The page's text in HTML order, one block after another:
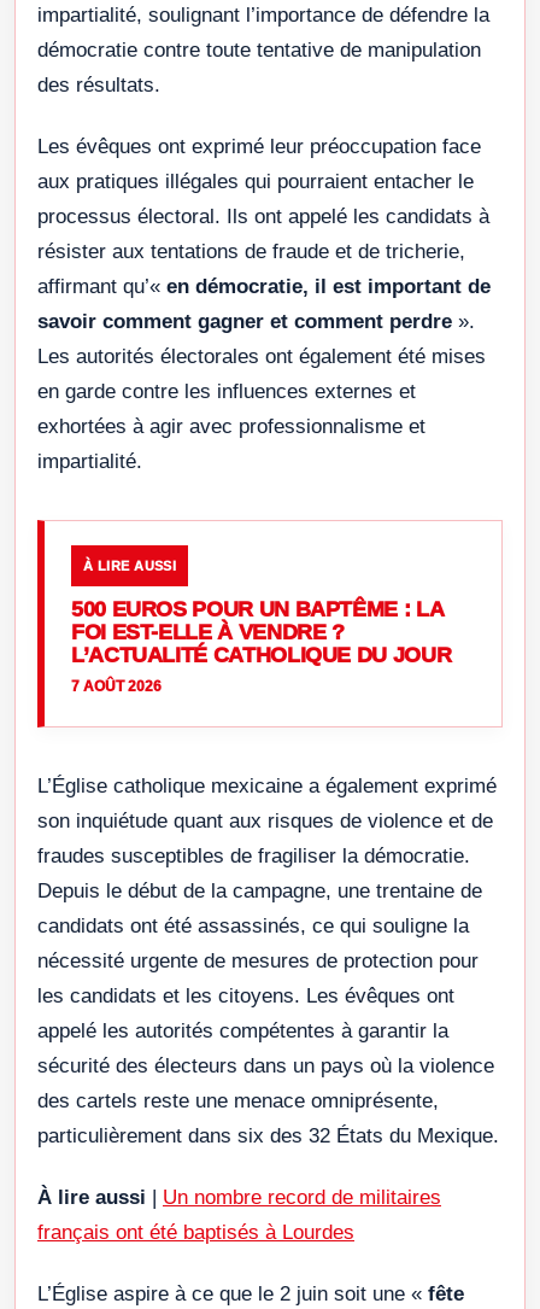
impartialité, soulignant l’importance de défendre la
démocratie contre toute tentative de manipulation
des résultats.
Les évêques ont exprimé leur préoccupation face
aux pratiques illégales qui pourraient entacher le
processus électoral. Ils ont appelé les candidats à
résister aux tentations de fraude et de tricherie,
affirmant qu’« en démocratie, il est important de
savoir comment gagner et comment perdre ».
Les autorités électorales ont également été mises
en garde contre les influences externes et
exhortées à agir avec professionnalisme et
impartialité.
À LIRE AUSSI
500 EUROS POUR UN BAPTÊME : LA
FOI EST-ELLE À VENDRE ?
L’ACTUALITÉ CATHOLIQUE DU JOUR
7 AOÛT 2026
L’Église catholique mexicaine a également exprimé
son inquiétude quant aux risques de violence et de
fraudes susceptibles de fragiliser la démocratie.
Depuis le début de la campagne, une trentaine de
candidats ont été assassinés, ce qui souligne la
nécessité urgente de mesures de protection pour
les candidats et les citoyens. Les évêques ont
appelé les autorités compétentes à garantir la
sécurité des électeurs dans un pays où la violence
des cartels reste une menace omniprésente,
particulièrement dans six des 32 États du Mexique.
À lire aussi
Un nombre record de militaires
français ont été baptisés à Lourdes
L’Église aspire à ce que le 2 juin soit une « fête